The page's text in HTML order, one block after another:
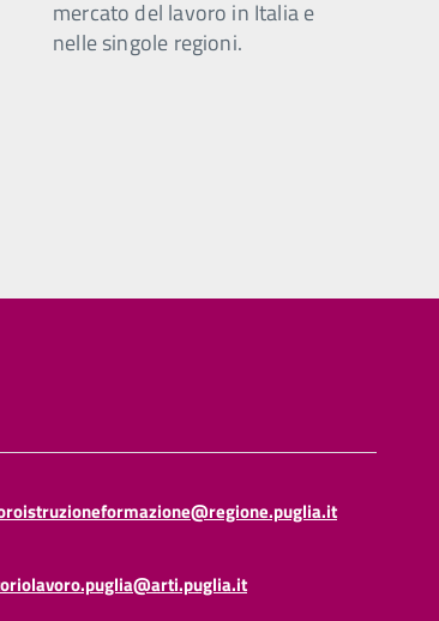
mercato del lavoro in Italia e
nelle singole regioni.